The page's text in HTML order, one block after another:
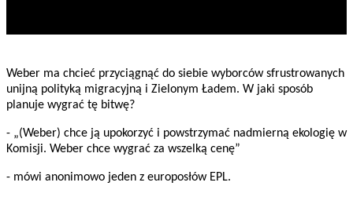
Weber ma chcieć przyciągnąć do siebie wyborców sfrustrowanych
unijną polityką migracyjną i Zielonym Ładem. W jaki sposób
planuje wygrać tę bitwę?
- „(Weber) chce ją upokorzyć i powstrzymać nadmierną ekologię w
Komisji. Weber chce wygrać za wszelką cenę”
- mówi anonimowo jeden z europosłów EPL.